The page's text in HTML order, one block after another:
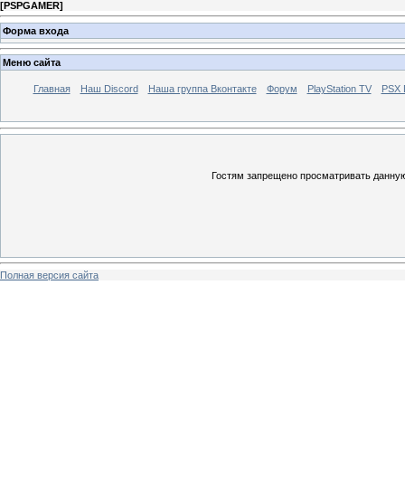
[PSPGAMER]
Форма входа
Меню сайта
Главная Наш Discord Наша группа Вконтакте Форум PlayStation TV PSX
Гостям запрещено просматривать
Полная версия сайта